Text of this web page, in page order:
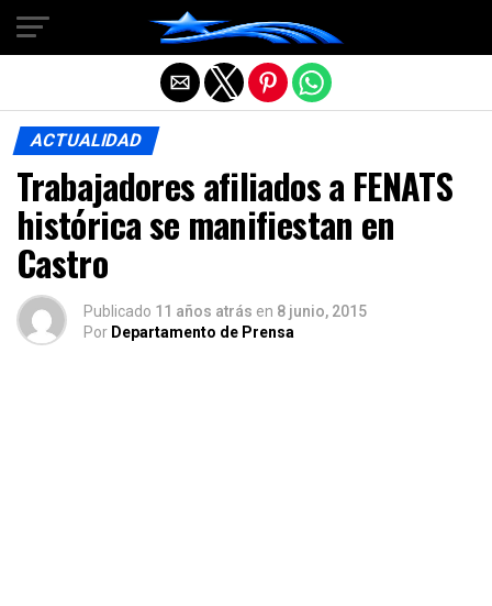
ACTUALIDAD
Trabajadores afiliados a FENATS
histórica se manifiestan en
Castro
Publicado 11 años atrás en 8 junio, 2015
Por Departamento de Prensa
Salir de la versión móvil